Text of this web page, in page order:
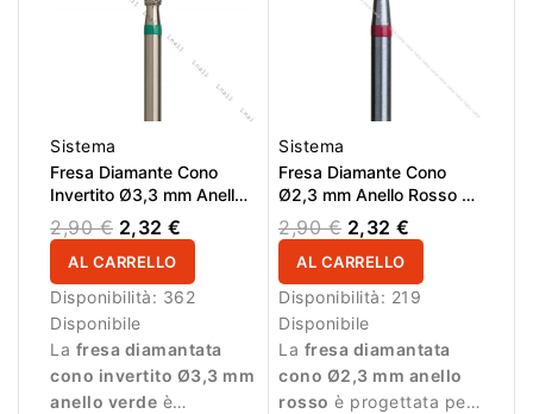
Sistema
Fresa Diamante Cono
Invertito Ø3,3 mm Anello
Verde LL 7,0 mm
2,90 € 2,32 €
AL CARRELLO
Disponibilità: 362
Disponibile
La fresa diamantata
cono invertito Ø3,3 mm
anello verde è
Sistema
Fresa Diamante Cono
Ø2,3 mm Anello Rosso LL
8,0 mm
2,90 € 2,32 €
AL CARRELLO
Disponibilità: 219
Disponibile
La fresa diamantata
cono Ø2,3 mm anello
rosso è progettata per